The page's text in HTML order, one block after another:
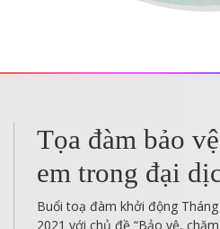
Làm thế nào
một đứa trẻ sơ
khỏi Covid-19?